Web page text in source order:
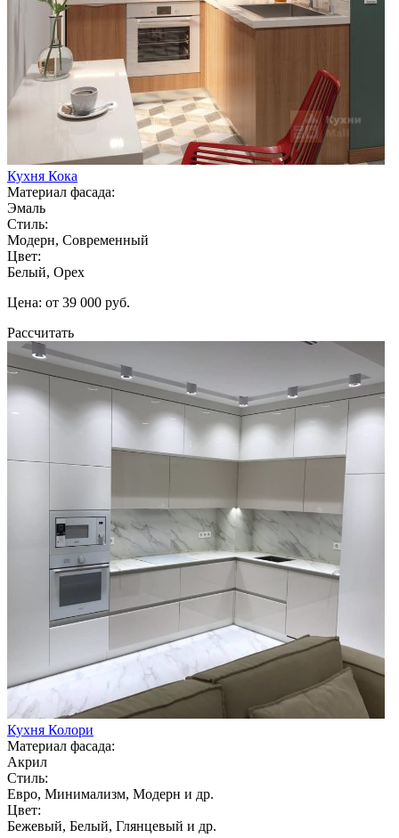
Кухня Кока
Материал фасада:
Эмаль
Стиль:
Модерн, Современный
Цвет:
Белый, Орех
Цена: от 39 000 руб.
Рассчитать
Кухня Колори
Материал фасада:
Акрил
Стиль:
Евро, Минимализм, Модерн и др.
Цвет:
Бежевый, Белый, Глянцевый и др.